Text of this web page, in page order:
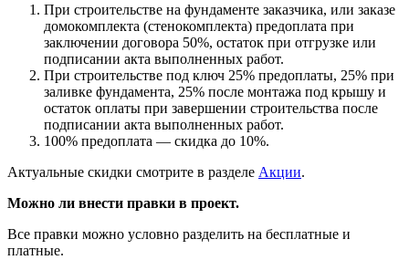
При строительстве на фундаменте заказчика, или заказе
домокомплекта (стенокомплекта) предоплата при
заключении договора 50%, остаток при отгрузке или
подписании акта выполненных работ.
При строительстве под ключ 25% предоплаты, 25% при
заливке фундамента, 25% после монтажа под крышу и
остаток оплаты при завершении строительства после
подписании акта выполненных работ.
100% предоплата — скидка до 10%.
Актуальные скидки смотрите в разделе Акции.
Можно ли внести правки в проект.
Все правки можно условно разделить на бесплатные и
платные.